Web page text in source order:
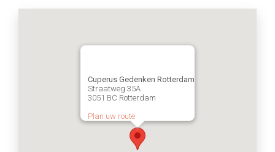
Cuperus Gedenken Rotterdam
Straatweg 35A
3051 BC Rotterdam
Plan uw route